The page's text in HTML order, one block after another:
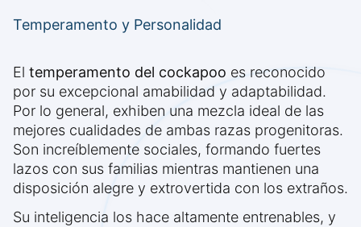
Temperamento y Personalidad
El temperamento del cockapoo es reconocido
por su excepcional amabilidad y adaptabilidad.
Por lo general, exhiben una mezcla ideal de las
mejores cualidades de ambas razas progenitoras.
Son increíblemente sociales, formando fuertes
lazos con sus familias mientras mantienen una
disposición alegre y extrovertida con los extraños.
Su inteligencia los hace altamente entrenables, y